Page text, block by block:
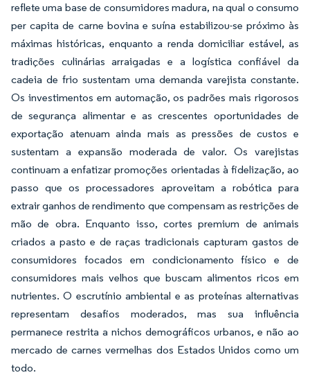
reflete uma base de consumidores madura, na qual o consumo
per capita de carne bovina e suína estabilizou-se próximo às
máximas históricas, enquanto a renda domiciliar estável, as
tradições culinárias arraigadas e a logística confiável da
cadeia de frio sustentam uma demanda varejista constante.
Os investimentos em automação, os padrões mais rigorosos
de segurança alimentar e as crescentes oportunidades de
exportação atenuam ainda mais as pressões de custos e
sustentam a expansão moderada de valor. Os varejistas
continuam a enfatizar promoções orientadas à fidelização, ao
passo que os processadores aproveitam a robótica para
extrair ganhos de rendimento que compensam as restrições de
mão de obra. Enquanto isso, cortes premium de animais
criados a pasto e de raças tradicionais capturam gastos de
consumidores focados em condicionamento físico e de
consumidores mais velhos que buscam alimentos ricos em
nutrientes. O escrutínio ambiental e as proteínas alternativas
representam desafios moderados, mas sua influência
permanece restrita a nichos demográficos urbanos, e não ao
mercado de carnes vermelhas dos Estados Unidos como um
todo.